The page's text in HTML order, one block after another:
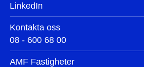
LinkedIn
Kontakta oss
08 - 600 68 00
AMF Fastigheter